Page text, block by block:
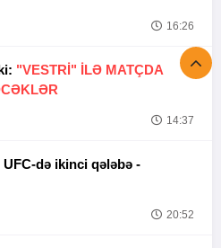
16:26
"VESTRİ" İLƏ MATÇDA
14:37
Tofiq Musayevdən UFC-də ikinci qələbə -
20:52